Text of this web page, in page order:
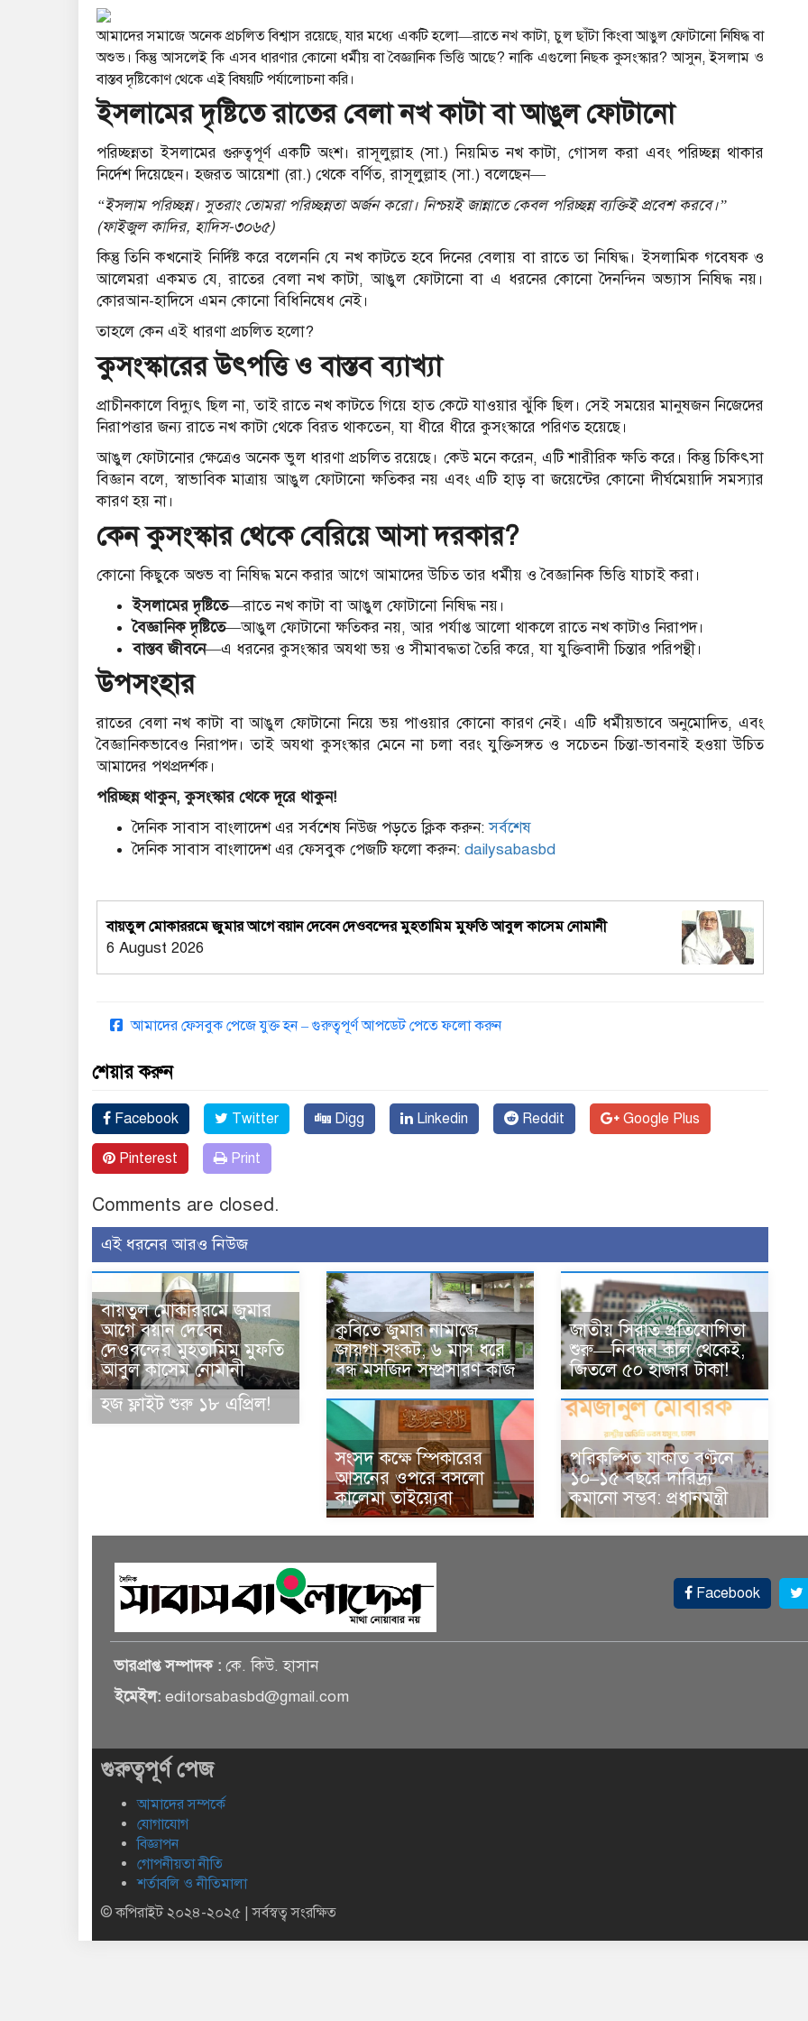
আমাদের সমাজে অনেক প্রচলিত বিশ্বাস রয়েছে, যার মধ্যে একটি হলো—রাতে নখ কাটা, চুল ছাঁটা কিংবা আঙুল ফোটানো নিষিদ্ধ বা
অশুভ। কিন্তু আসলেই কি এসব ধারণার কোনো ধর্মীয় বা বৈজ্ঞানিক ভিত্তি আছে? নাকি এগুলো নিছক কুসংস্কার? আসুন, ইসলাম ও
বাস্তব দৃষ্টিকোণ থেকে এই বিষয়টি পর্যালোচনা করি।
ইসলামের দৃষ্টিতে রাতের বেলা নখ কাটা বা আঙুল ফোটানো
পরিচ্ছন্নতা ইসলামের গুরুত্বপূর্ণ একটি অংশ। রাসূলুল্লাহ (সা.) নিয়মিত নখ কাটা, গোসল করা এবং পরিচ্ছন্ন থাকার
নির্দেশ দিয়েছেন। হজরত আয়েশা (রা.) থেকে বর্ণিত, রাসূলুল্লাহ (সা.) বলেছেন—
“ইসলাম পরিচ্ছন্ন। সুতরাং তোমরা পরিচ্ছন্নতা অর্জন করো। নিশ্চয়ই জান্নাতে কেবল পরিচ্ছন্ন ব্যক্তিই প্রবেশ করবে।”
(ফাইজুল কাদির, হাদিস-৩০৬৫)
কিন্তু তিনি কখনোই নির্দিষ্ট করে বলেননি যে নখ কাটতে হবে দিনের বেলায় বা রাতে তা নিষিদ্ধ। ইসলামিক গবেষক ও
আলেমরা একমত যে, রাতের বেলা নখ কাটা, আঙুল ফোটানো বা এ ধরনের কোনো দৈনন্দিন অভ্যাস নিষিদ্ধ নয়।
কোরআন-হাদিসে এমন কোনো বিধিনিষেধ নেই।
তাহলে কেন এই ধারণা প্রচলিত হলো?
কুসংস্কারের উৎপত্তি ও বাস্তব ব্যাখ্যা
প্রাচীনকালে বিদ্যুৎ ছিল না, তাই রাতে নখ কাটতে গিয়ে হাত কেটে যাওয়ার ঝুঁকি ছিল। সেই সময়ের মানুষজন নিজেদের
নিরাপত্তার জন্য রাতে নখ কাটা থেকে বিরত থাকতেন, যা ধীরে ধীরে কুসংস্কারে পরিণত হয়েছে।
আঙুল ফোটানোর ক্ষেত্রেও অনেক ভুল ধারণা প্রচলিত রয়েছে। কেউ মনে করেন, এটি শারীরিক ক্ষতি করে। কিন্তু চিকিৎসা
বিজ্ঞান বলে, স্বাভাবিক মাত্রায় আঙুল ফোটানো ক্ষতিকর নয় এবং এটি হাড় বা জয়েন্টের কোনো দীর্ঘমেয়াদি সমস্যার
কারণ হয় না।
কেন কুসংস্কার থেকে বেরিয়ে আসা দরকার?
কোনো কিছুকে অশুভ বা নিষিদ্ধ মনে করার আগে আমাদের উচিত তার ধর্মীয় ও বৈজ্ঞানিক ভিত্তি যাচাই করা।
ইসলামের দৃষ্টিতে—রাতে নখ কাটা বা আঙুল ফোটানো নিষিদ্ধ নয়।
বৈজ্ঞানিক দৃষ্টিতে—আঙুল ফোটানো ক্ষতিকর নয়, আর পর্যাপ্ত আলো থাকলে রাতে নখ কাটাও নিরাপদ।
বাস্তব জীবনে—এ ধরনের কুসংস্কার অযথা ভয় ও সীমাবদ্ধতা তৈরি করে, যা যুক্তিবাদী চিন্তার পরিপন্থী।
উপসংহার
রাতের বেলা নখ কাটা বা আঙুল ফোটানো নিয়ে ভয় পাওয়ার কোনো কারণ নেই। এটি ধর্মীয়ভাবে অনুমোদিত, এবং
বৈজ্ঞানিকভাবেও নিরাপদ। তাই অযথা কুসংস্কার মেনে না চলা বরং যুক্তিসঙ্গত ও সচেতন চিন্তা-ভাবনাই হওয়া উচিত
আমাদের পথপ্রদর্শক।
পরিচ্ছন্ন থাকুন, কুসংস্কার থেকে দূরে থাকুন!
দৈনিক সাবাস বাংলাদেশ এর সর্বশেষ নিউজ পড়তে ক্লিক করুন:সর্বশেষ
দৈনিক সাবাস বাংলাদেশ এর ফেসবুক পেজটি ফলো করুন: dailysabasbd
বায়তুল মোকাররমে জুমার আগে বয়ান দেবেন দেওবন্দের মুহতামিম মুফতি আবুল কাসেম নোমানী
6 August 2026
আমাদের ফেসবুক পেজে যুক্ত হন – গুরুত্বপূর্ণ আপডেট পেতে ফলো করুন
শেয়ার করুন
Facebook Twitter Digg Linkedin Reddit Google Plus
Pinterest Print
Comments are closed.
এই ধরনের আরও নিউজ
বায়তুল মোকাররমে জুমার
আগে বয়ান দেবেন
দেওবন্দের মুহতামিম মুফতি
আবুল কাসেম নোমানী
কুবিতে জুমার নামাজে
জায়গা সংকট, ৬ মাস ধরে
বন্ধ মসজিদ সম্প্রসারণ কাজ
জাতীয় সিরাত প্রতিযোগিতা
শুরু—নিবন্ধন কাল থেকেই,
জিতলে ৫০ হাজার টাকা!
হজ ফ্লাইট শুরু ১৮ এপ্রিল!
সংসদ কক্ষে স্পিকারের
আসনের ওপরে বসলো
কালেমা তাইয়্যেবা
পরিকল্পিত যাকাত বণ্টনে
১০–১৫ বছরে দারিদ্র্য
কমানো সম্ভব: প্রধানমন্ত্রী
Facebook
ভারপ্রাপ্ত সম্পাদক : কে. কিউ. হাসান
ইমেইল: editorsabasbd@gmail.com
গুরুত্বপূর্ণ পেজ
আমাদের সম্পর্কে
যোগাযোগ
বিজ্ঞাপন
গোপনীয়তা নীতি
শর্তাবলি ও নীতিমালা
© কপিরাইট ২০২৪-২০২৫ | সর্বস্বত্ব সংরক্ষিত